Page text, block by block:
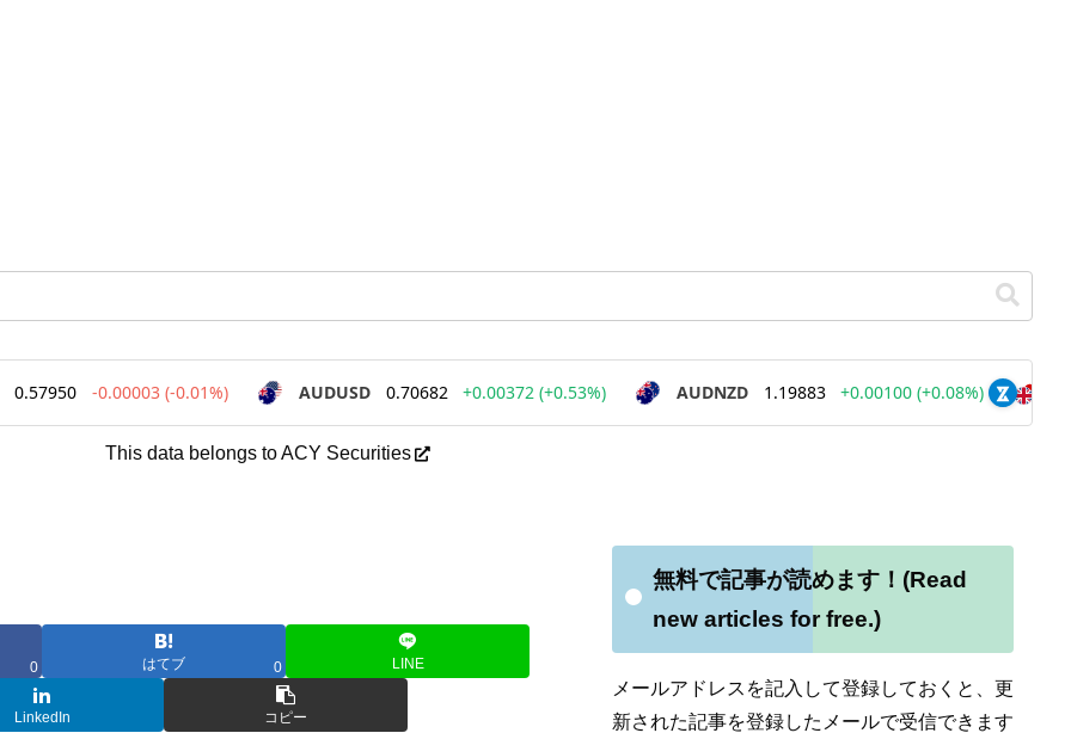
This data belongs to ACY Securities
0 はてブ 0 LINE
LinkedIn コピー
無料で記事が読めます！(Read
new articles for free.)
メールアドレスを記入して登録しておくと、更
新された記事を登録したメールで受信できます